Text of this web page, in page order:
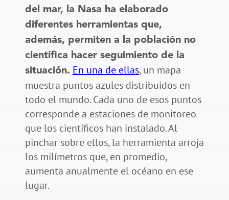
del mar, la Nasa ha elaborado
diferentes herramientas que,
además, permiten a la población no
científica hacer seguimiento de la
situación. En una de ellas, un mapa
muestra puntos azules distribuidos en
todo el mundo. Cada uno de esos puntos
corresponde a estaciones de monitoreo
que los científicos han instalado. Al
pinchar sobre ellos, la herramienta arroja
los milímetros que, en promedio,
aumenta anualmente el océano en ese
lugar.